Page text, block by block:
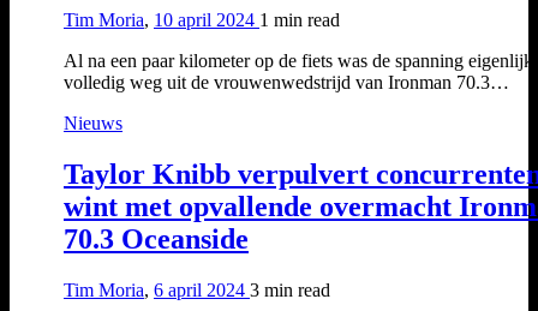
Tim Moria, 10 april 2024 1 min read
Al na een paar kilometer op de fiets was de spanning eigenlijk
volledig weg uit de vrouwenwedstrijd van Ironman 70.3…
Nieuws
Taylor Knibb verpulvert
wint met opvallende overmacht
70.3 Oceanside
Tim Moria, 6 april 2024 3 min read